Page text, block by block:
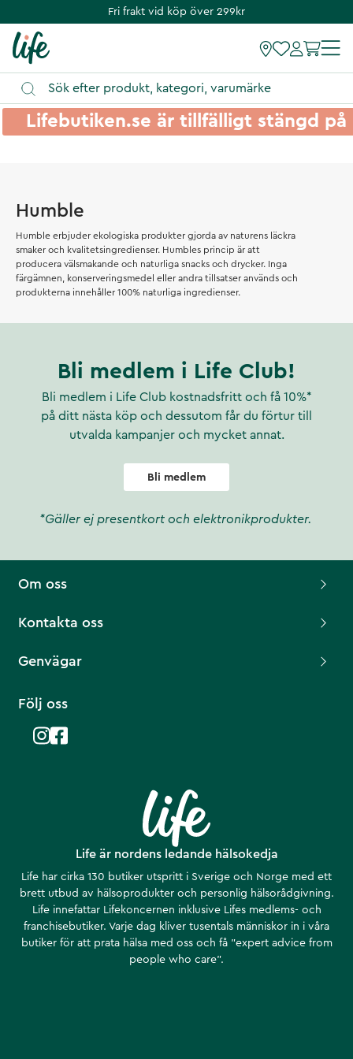
Fri frakt vid köp över 299kr
Lifebutiken.se är tillfälligt stängd
Humble
Humble erbjuder ekologiska produkter gjorda av naturens läckra
smaker och kvalitetsingredienser. Humbles princip är att
producera välsmakande och naturliga snacks och drycker. Inga
färgämnen, konserveringsmedel eller andra tillsatser används och
produkterna innehåller 100% naturliga ingredienser.
Bli medlem i Life Club!
Bli medlem i Life Club kostnadsfritt och få 10%*
på ditt nästa köp och dessutom får du förtur till
utvalda kampanjer och mycket annat.
Bli medlem
*Gäller ej presentkort och elektronikprodukter.
Life är nordens ledande hälsokedja
Life har cirka 130 butiker utspritt i Sverige och Norge med ett
brett utbud av hälsoprodukter och personlig hälsorådgivning.
Life innefattar Lifekoncernen inklusive Lifes medlems- och
franchisebutiker. Varje dag kliver tusentals människor in i våra
butiker för att prata hälsa med oss och få ”expert advice from
people who care”.
Om oss
Kontakta oss
Genvägar
Följ oss